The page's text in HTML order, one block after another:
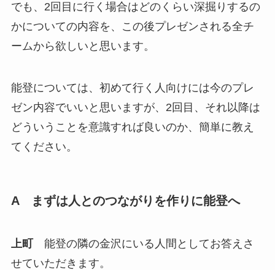
でも、2回目に行く場合はどのくらい深掘りするの
かについての内容を、この後プレゼンされる全チ
ームから欲しいと思います。
能登については、初めて行く人向けには今のプレ
ゼン内容でいいと思いますが、2回目、それ以降は
どういうことを意識すれば良いのか、簡単に教え
てください。
A まずは人とのつながりを作りに能登へ
上町能登の隣の金沢にいる人間としてお答えさ
せていただきます。